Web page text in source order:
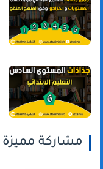
مشاركة مميزة